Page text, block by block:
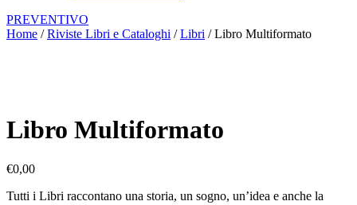
PREVENTIVO
Home /Riviste Libri e Cataloghi /Libri / Libro Multiformato
Libro Multiformato
€0,00
Tutti i Libri raccontano una storia, un sogno, un’idea e anche la